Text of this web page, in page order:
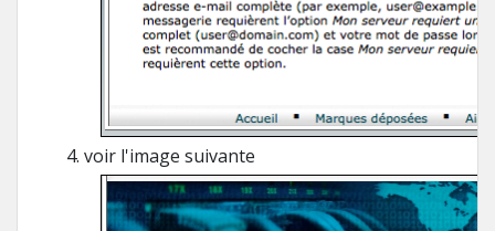
voir l'image suivante